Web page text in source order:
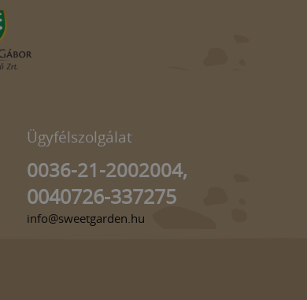
Ügyfélszolgálat
0036-21-2002004,
0040726-337275
info@sweetgarden.hu